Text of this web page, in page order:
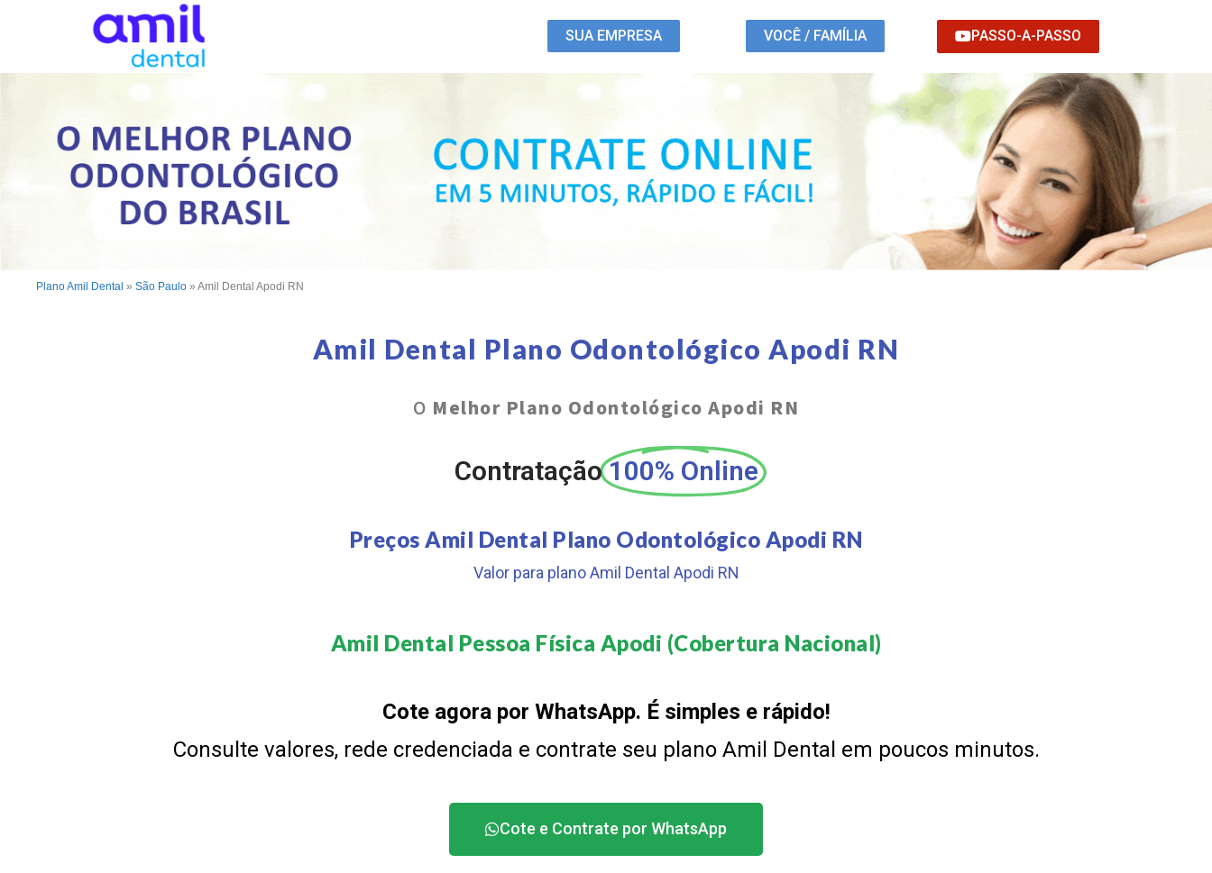
SUA EMPRESA VOCÊ / FAMÍLIA PASSO-A-PASSO
Plano Amil Dental » São Paulo » Amil Dental Apodi RN
Amil Dental Plano Odontológico Apodi RN
O Melhor Plano Odontológico Apodi RN
Contratação 100% Online
Preços Amil Dental Plano Odontológico Apodi RN
Valor para plano Amil Dental Apodi RN
Amil Dental Pessoa Física Apodi (Cobertura Nacional)​
Cote agora por WhatsApp. É simples e rápido!
Consulte valores, rede credenciada e contrate seu plano Amil Dental em poucos minutos.
Cote e Contrate por WhatsApp